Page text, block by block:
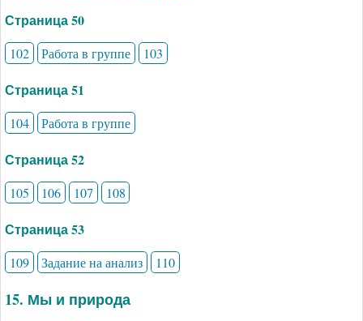
Страница 50
102 Работа в группе 103
Страница 51
104 Работа в группе
Страница 52
105 106 107 108
Страница 53
109 Задание на анализ 110
15. Мы и природа